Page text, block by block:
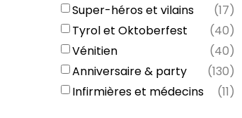
Super-héros et vilains
(17)
Tyrol et Oktoberfest
(40)
Vénitien
(40)
Anniversaire & party
(130)
Infirmières et médecins
(11)